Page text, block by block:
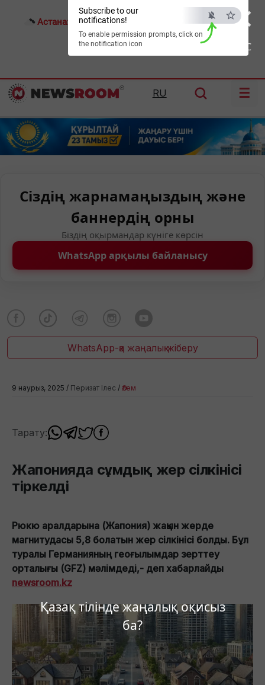
×
ESC
Қазақ тілінде жаңалық оқисыз
ба?
Subscribe to our
notifications!
To enable permission prompts, click on
the notification icon
Астана: 22°C Алматы: Шымкент:32°C
RU ☰
Сіздің жарнамаңыздың және
баннердің орны
Біздің оқырмандар күніге көрсін
WhatsApp арқылы байланысу
WhatsApp-қа жаңалық жіберу
9 наурыз, 2025 / Перизат Ілес / Әлем
Тарату:
Жапонияда сұмдық жер сілкінісі
тіркелді
Рюкю аралдарына (Жапония) жақын жерде
магнитудасы 5,8 болатын жер сілкінісі болды. Бұл
туралы Германияның геоғылымдар зерттеу
орталығы (GFZ) мәлімдеді,- деп хабарлайды
newsroom.kz